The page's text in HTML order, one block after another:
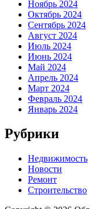
Ноябрь 2024
Октябрь 2024
Сентябрь 2024
Август 2024
Июль 2024
Июнь 2024
Май 2024
Апрель 2024
Март 2024
Февраль 2024
Январь 2024
Рубрики
Недвижимость
Новости
Ремонт
Строительство